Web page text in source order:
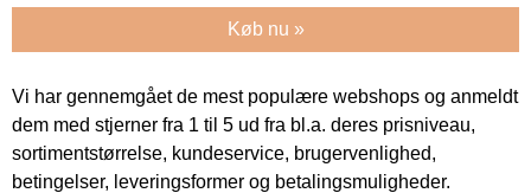
Køb nu »
Vi har gennemgået de mest populære webshops og anmeldt
dem med stjerner fra 1 til 5 ud fra bl.a. deres prisniveau,
sortimentstørrelse, kundeservice, brugervenlighed,
betingelser, leveringsformer og betalingsmuligheder.